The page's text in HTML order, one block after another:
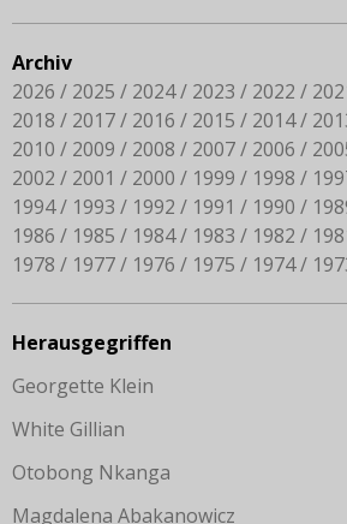
Archiv
2026
2025 2024 2023 2022
2018
2017 2016 2015 2014
2010
2009 2008 2007 2006
2002
2001 2000 1999 1998
1994
1993 1992 1991 1990
1986
1985 1984 1983 1982
1978
1977 1976 1975 1974
Herausgegriffen
Georgette Klein
White Gillian
Otobong Nkanga
Magdalena Abakanowicz